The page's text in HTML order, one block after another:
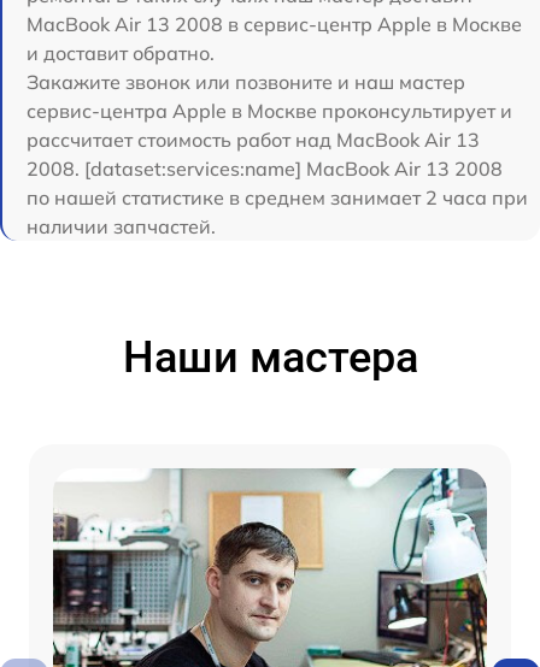
MacBook Air 13 2008 в сервис-центр Apple в Москве
и доставит обратно.
Закажите звонок или позвоните и наш мастер
сервис-центра Apple в Москве проконсультирует и
рассчитает стоимость работ над MacBook Air 13
2008. [dataset:services:name] MacBook Air 13 2008
по нашей статистике в среднем занимает 2 часа при
наличии запчастей.
Наши мастера